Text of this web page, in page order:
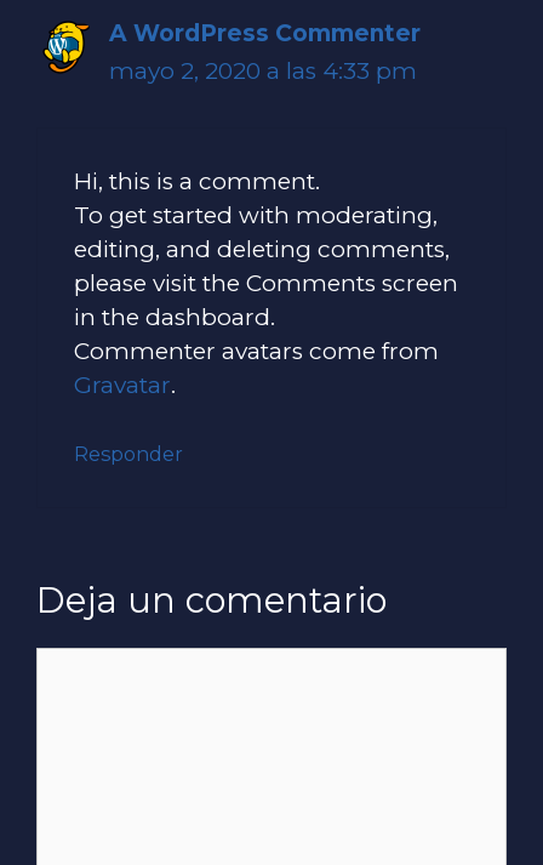
A WordPress Commenter
mayo 2, 2020 a las 4:33 pm
Hi, this is a comment.
To get started with moderating,
editing, and deleting comments,
please visit the Comments screen
in the dashboard.
Commenter avatars come from
Gravatar.
Responder
Deja un comentario